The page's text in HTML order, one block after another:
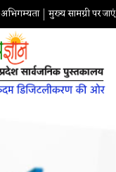
अभिगम्यता मुख्य सामग्री पर जाएं